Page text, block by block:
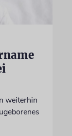
weiterhin